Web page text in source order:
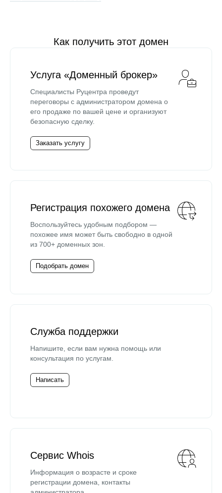
Как получить этот домен
Услуга «Доменный брокер»
Специалисты Руцентра проведут
переговоры с администратором домена о
его продаже по вашей цене и организуют
безопасную сделку.
Заказать услугу
Регистрация похожего домена
Воспользуйтесь удобным подбором —
похожее имя может быть свободно в одной
из 700+ доменных зон.
Подобрать домен
Служба поддержки
Напишите, если вам нужна помощь или
консультация по услугам.
Написать
Сервис Whois
Информация о возрасте и сроке
регистрации домена, контакты